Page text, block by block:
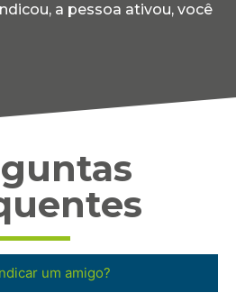
a pessoa ativou, você
um amigo?